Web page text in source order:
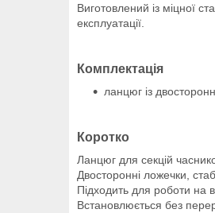
Виготовлений із міцної
експлуатації.
Комплектація
ланцюг із
Коротко
Ланцюг для секцій
Двосторонні ложечки,
Підходить для роботи на
Встановлюється без